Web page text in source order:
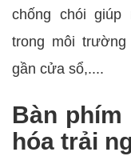
chống chói giúp
trong môi
gần cửa sổ,....
Bàn
hóa trải